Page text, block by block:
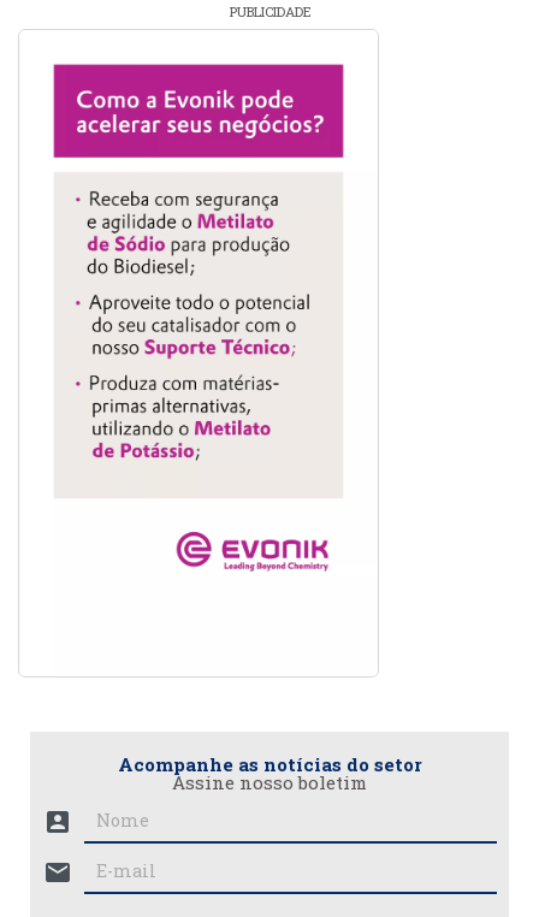
PUBLICIDADE
Acompanhe as notícias do setor
Assine nosso boletim
account_box
mail